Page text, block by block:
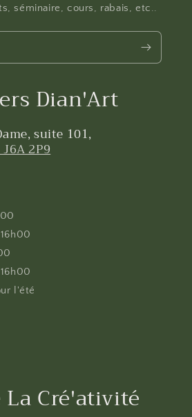
séminaire, cours, rabais, etc..
Dian'Art
suite 101,
2P9
l'été
Cré'ativité